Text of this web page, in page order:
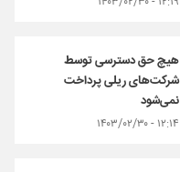
هیچ حق دسترسی توسط
شرکت‌های ریلی پرداخت
نمی‌شود
۱۲:۱۴ - ۱۴۰۳/۰۲/۳۰